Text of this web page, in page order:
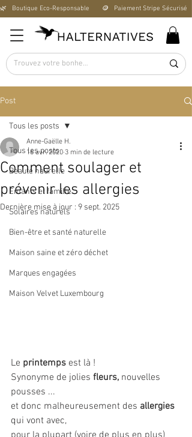
🌿   Boutique Éco-Responsable       🪙   Paiement Stripe
Post
Tous les posts
Beauté naurelle
Enfants et famille
Solaires naturels
Bien-être et santé naturelle
Maison saine et zéro déchet
Marques engagées
Maison Velvet Luxembourg
Tous les posts
Comment soulager et
prévenir les allergies
Anne-Gaëlle H.
16 avr. 2020 3 min de lecture
Dernière mise à jour : 9 sept. 2025
Le printemps est là !
Synonyme de jolies fleurs, nouvelles
pousses ...
et donc malheureusement des allergies
qui vont avec,